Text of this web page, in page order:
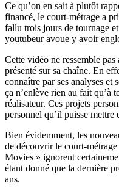
Ce qu’on en sait à plutôt
financé, le court-métrage a
fallu trois jours de tournage
youtubeur avoue y avoir
Cette vidéo ne ressemble
présenté sur sa chaîne. En
connaître par ses analyses et
ça n’enlève rien au fait qu’à
réalisateur. Ces projets
personnel qu’il puisse mettre
Bien évidemment, les
de découvrir le court-
Movies » ignorent
étant donné que la dernière
ans.